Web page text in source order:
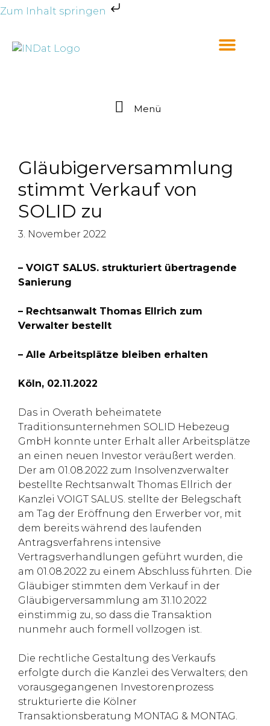
Zum Inhalt springen
Menü
Gläubigerversammlung
stimmt Verkauf von
SOLID zu
3. November 2022
– VOIGT SALUS. strukturiert übertragende
Sanierung
– Rechtsanwalt Thomas Ellrich zum
Verwalter bestellt
– Alle Arbeitsplätze bleiben erhalten
Köln, 02.11.2022
Das in Overath beheimatete
Traditionsunternehmen SOLID Hebezeug
GmbH konnte unter Erhalt aller Arbeitsplätze
an einen neuen Investor veräußert werden.
Der am 01.08.2022 zum Insolvenzverwalter
bestellte Rechtsanwalt Thomas Ellrich der
Kanzlei VOIGT SALUS. stellte der Belegschaft
am Tag der Eröffnung den Erwerber vor, mit
dem bereits während des laufenden
Antragsverfahrens intensive
Vertragsverhandlungen geführt wurden, die
am 01.08.2022 zu einem Abschluss führten. Die
Gläubiger stimmten dem Verkauf in der
Gläubigerversammlung am 31.10.2022
einstimmig zu, so dass die Transaktion
nunmehr auch formell vollzogen ist.
Die rechtliche Gestaltung des Verkaufs
erfolgte durch die Kanzlei des Verwalters; den
vorausgegangenen Investorenprozess
strukturierte die Kölner
Transaktionsberatung MONTAG & MONTAG.